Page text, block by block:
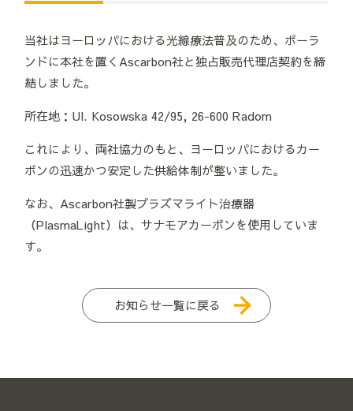
当社はヨーロッパにおける光線療法普及のため、ポーラ
ンドに本社を置くAscarbon社と独占販売代理店契約を締
結しました。
所在地：Ul. Kosowska 42/95, 26-600 Radom
これにより、両社協力のもと、ヨーロッパにおけるカー
ボンの迅速かつ安定した供給体制が整いました。
なお、Ascarbon社製プラズマライト治療器
（PlasmaLight）は、サナモアカーボンを使用していま
す。
お知らせ一覧に戻る